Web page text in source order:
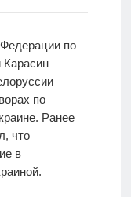
по
по
Ранее
что
в